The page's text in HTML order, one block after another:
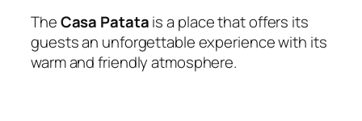
TheCasa Patatais a place that offers its
guests an unforgettable experience with its
warm and friendly atmosphere.